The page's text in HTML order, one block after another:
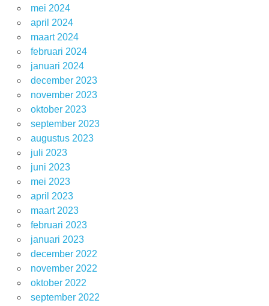
mei 2024
april 2024
maart 2024
februari 2024
januari 2024
december 2023
november 2023
oktober 2023
september 2023
augustus 2023
juli 2023
juni 2023
mei 2023
april 2023
maart 2023
februari 2023
januari 2023
december 2022
november 2022
oktober 2022
september 2022